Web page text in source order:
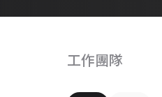
工作團隊